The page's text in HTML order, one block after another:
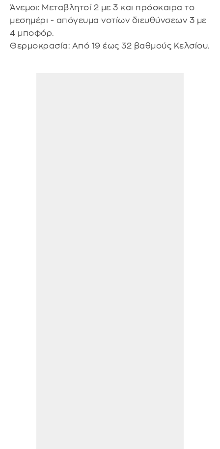
Άνεμοι: Μεταβλητοί 2 με 3 και πρόσκαιρα το
μεσημέρι - απόγευμα νοτίων διευθύνσεων 3 με
4 μποφόρ.
Θερμοκρασία: Από 19 έως 32 βαθμούς Κελσίου.